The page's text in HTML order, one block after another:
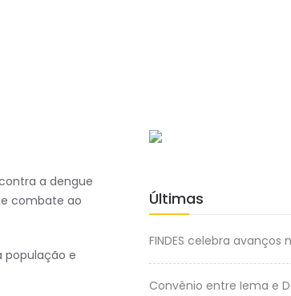
a dengue
combate ao
população e
Últimas
FINDES celebra avanços
Convênio entre Iema e